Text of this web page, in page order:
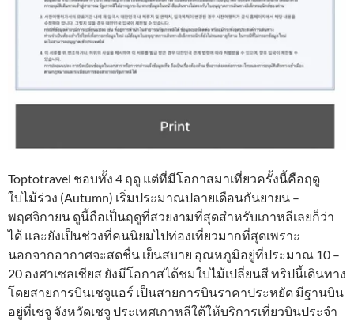
Toptotravel ชอบทั้ง 4 ฤดู แต่ที่มีโอกาสมาเที่ยวครั้งนี้คือฤดู
ใบไม้ร่วง (Autumn) เริ่มประมาณปลายเดือนกันยายน –
พฤศจิกายน ดูนี้ถือเป็นฤดูที่สวยงามที่สุดสำหรับเกาหลีเลยก็ว่า
ได้ และยังเป็นช่วงที่คนนิยมไปท่องเที่ยวมากที่สุดเพราะ
นอกจากอากาศจะสดชื่น เย็นสบาย อุณหภูมิอยู่ที่ประมาณ 10 –
20 องศาเซลเซียส ยังมีโอกาสได้ชมใบไม้เปลี่ยนสี ทริปนี้เดินทาง
โดยสายการบินเชจูแอร์ เป็นสายการบินราคาประหยัด มีฐานบิน
อยู่ที่เชจู จังหวัดเชจู ประเทศเกาหลีใต้ให้บริการเที่ยวบินประจำ